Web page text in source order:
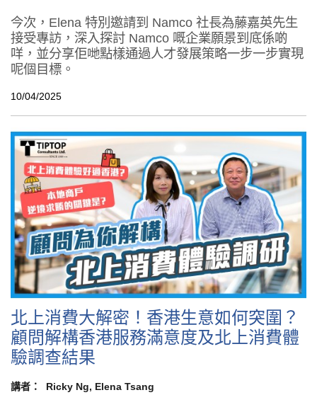
今次，Elena 特別邀請到 Namco 社長為藤嘉英先生
接受專訪，深入探討 Namco 嘅企業願景到底係啲
咩，並分享佢哋點樣通過人才發展策略一步一步實現
呢個目標。
10/04/2025
北上消費大解密！香港生意如何突圍？
顧問解構香港服務滿意度及北上消費體
驗調查結果
講者： Ricky Ng Elena Tsang